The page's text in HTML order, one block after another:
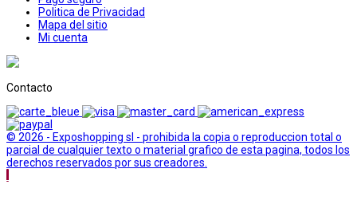
Politica de Privacidad
Mapa del sitio
Mi cuenta
Contacto
© 2026 - Exposhopping sl - prohibida la copia o reproduccion total o
parcial de cualquier texto o material grafico de esta pagina, todos los
derechos reservados por sus creadores.